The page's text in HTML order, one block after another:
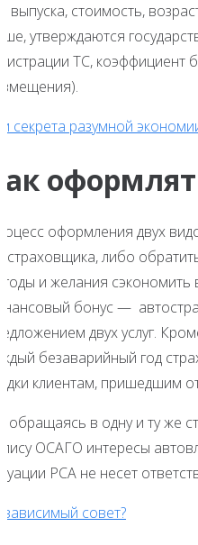
выпуска, стоимость,
утверждаются
ТС, коэффициент
секрета разумной
оформления двух
страховщика, либо
и желания
бонус —
двух услуг.
безаварийный год
клиентам, пришедшим
обращаясь в одну и ту же
ОСАГО интересы
РСА не несет
совет?